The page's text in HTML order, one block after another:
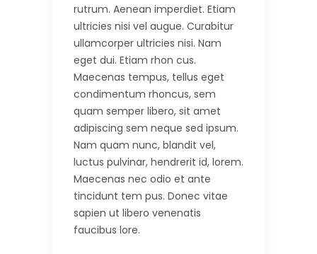
rutrum. Aenean imperdiet. Etiam
ultricies nisi vel augue. Curabitur
ullamcorper ultricies nisi. Nam
eget dui. Etiam rhon cus.
Maecenas tempus, tellus eget
condimentum rhoncus, sem
quam semper libero, sit amet
adipiscing sem neque sed ipsum.
Nam quam nunc, blandit vel,
luctus pulvinar, hendrerit id, lorem.
Maecenas nec odio et ante
tincidunt tem pus. Donec vitae
sapien ut libero venenatis
faucibus lore.